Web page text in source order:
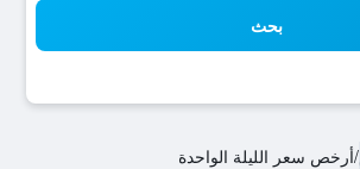
بحث
/أرخص سعر الليلة الواحدة